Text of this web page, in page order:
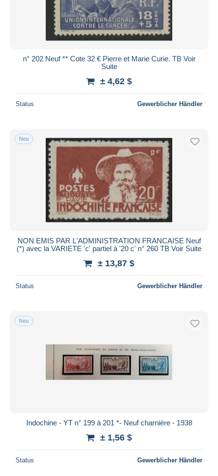
n° 202 Neuf ** Cote 32 € Pierre et Marie Curie. TB Voir
Suite
± 4,62 $
Status Gewerblicher Händler
Neu
NON EMIS PAR L'ADMINISTRATION FRANCAISE Neuf
(*) avec la VARIETE 'c' partiel à '20 c' n° 260 TB Voir Suite
± 13,87 $
Status Gewerblicher Händler
Neu
Indochine - YT n° 199 à 201 *- Neuf charnière - 1938
± 1,56 $
Status Gewerblicher Händler